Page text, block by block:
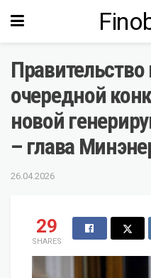
Правительство
очередной
новой
– глава
26.04.2026
29
SHARES